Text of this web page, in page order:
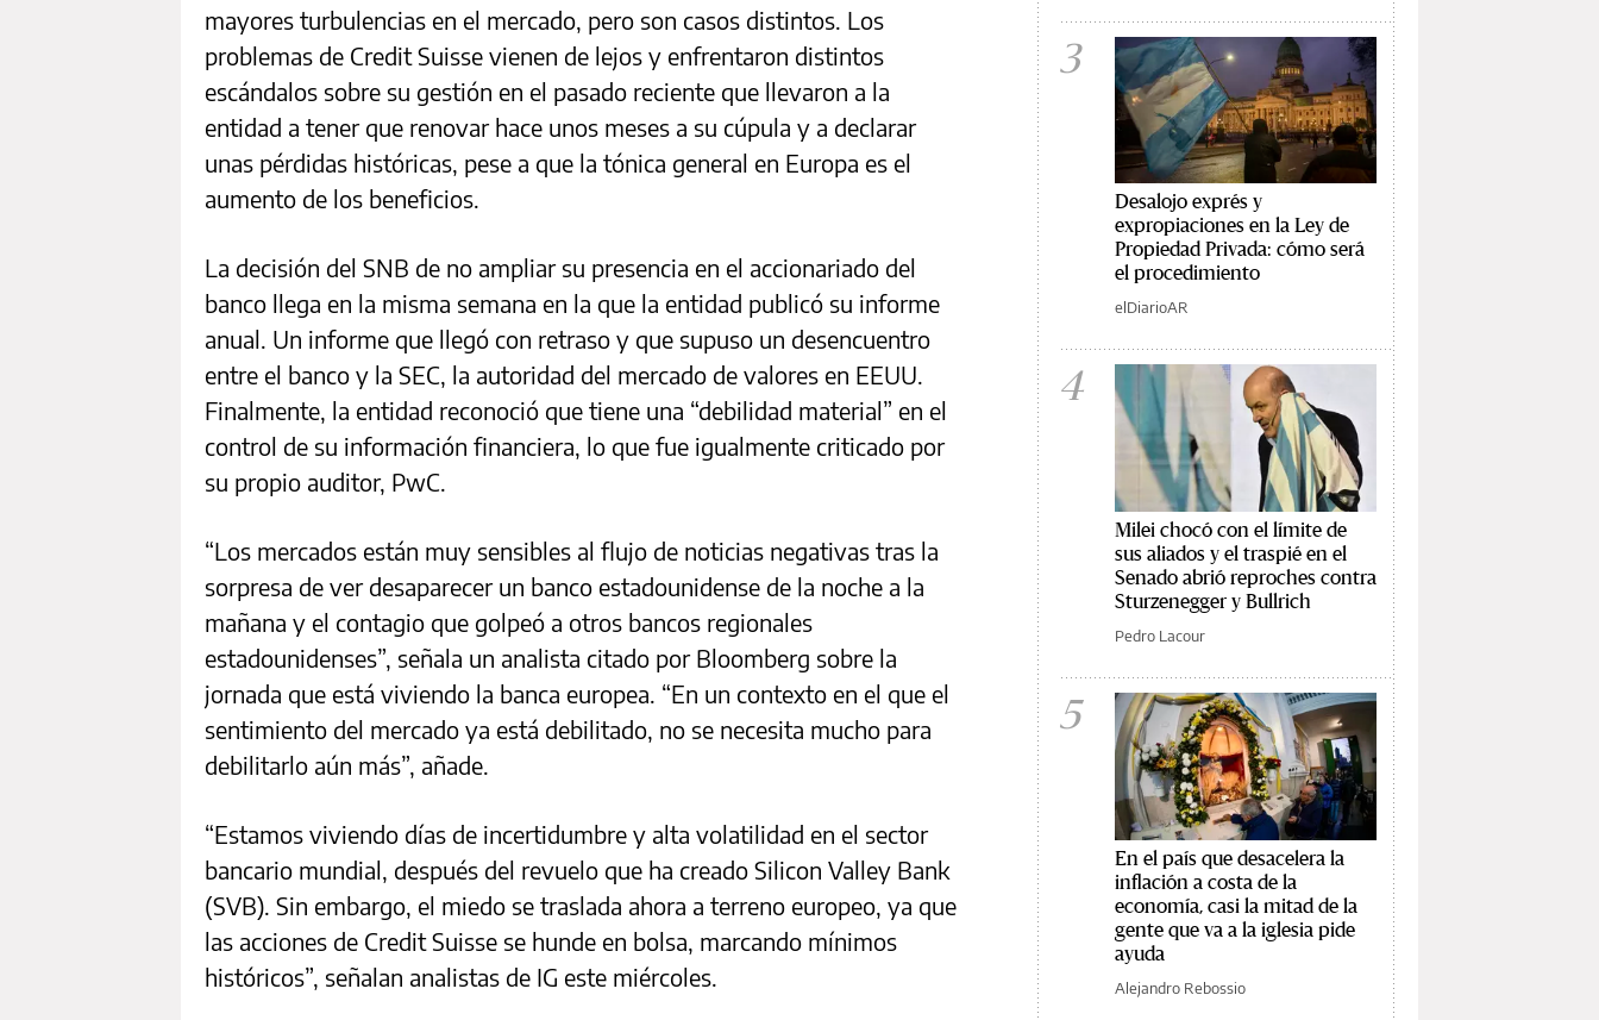
mayores turbulencias en el mercado, pero son casos distintos. Los
problemas de Credit Suisse vienen de lejos y enfrentaron distintos
escándalos sobre su gestión en el pasado reciente que llevaron a la
entidad a tener que renovar hace unos meses a su cúpula y a declarar
unas pérdidas históricas, pese a que la tónica general en Europa es el
aumento de los beneficios.
La decisión del SNB de no ampliar su presencia en el accionariado del
banco llega en la misma semana en la que la entidad publicó su informe
anual. Un informe que llegó con retraso y que supuso un desencuentro
entre el banco y la SEC, la autoridad del mercado de valores en EEUU.
Finalmente, la entidad reconoció que tiene una “debilidad material” en el
control de su información financiera, lo que fue igualmente criticado por
su propio auditor, PwC.
“Los mercados están muy sensibles al flujo de noticias negativas tras la
sorpresa de ver desaparecer un banco estadounidense de la noche a la
mañana y el contagio que golpeó a otros bancos regionales
estadounidenses”, señala un analista citado por Bloomberg sobre la
jornada que está viviendo la banca europea. “En un contexto en el que el
sentimiento del mercado ya está debilitado, no se necesita mucho para
debilitarlo aún más”, añade.
“Estamos viviendo días de incertidumbre y alta volatilidad en el sector
bancario mundial, después del revuelo que ha creado Silicon Valley Bank
(SVB). Sin embargo, el miedo se traslada ahora a terreno europeo, ya que
las acciones de Credit Suisse se hunde en bolsa, marcando mínimos
históricos”, señalan analistas de IG este miércoles.
3
Desalojo exprés y
expropiaciones en la Ley de
Propiedad Privada: cómo será
el procedimiento
elDiarioAR
4
Milei chocó con el límite de
sus aliados y el traspié en el
Senado abrió reproches contra
Sturzenegger y Bullrich
Pedro Lacour
5
En el país que desacelera la
inflación a costa de la
economía, casi la mitad de la
gente que va a la iglesia pide
ayuda
Alejandro Rebossio